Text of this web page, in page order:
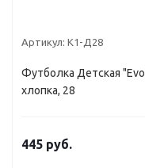
Артикул: К1-Д28
Футболка Детская
хлопка, 28
445 руб.